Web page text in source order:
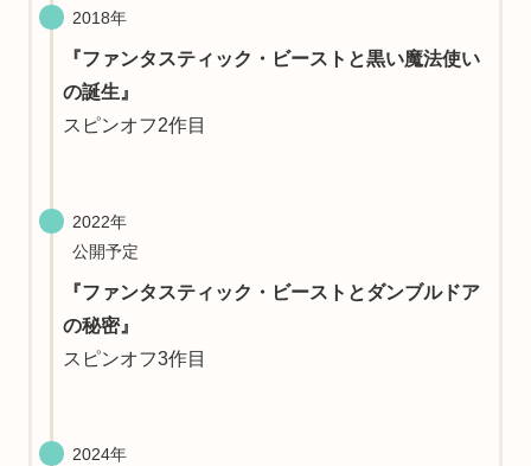
2018年
『ファンタスティック・ビーストと黒い魔法使い
の誕生』
スピンオフ2作目
2022年
公開予定
『ファンタスティック・ビーストとダンブルドア
の秘密』
スピンオフ3作目
2024年